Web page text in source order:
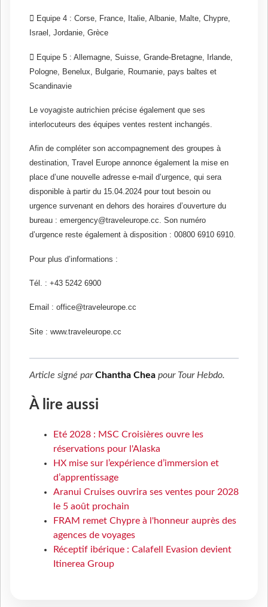
 Equipe 4 : Corse, France, Italie, Albanie, Malte, Chypre,
Israel, Jordanie, Grèce
 Equipe 5 : Allemagne, Suisse, Grande-Bretagne, Irlande,
Pologne, Benelux, Bulgarie, Roumanie, pays baltes et
Scandinavie
Le voyagiste autrichien précise également que ses
interlocuteurs des équipes ventes restent inchangés.
Afin de compléter son accompagnement des groupes à
destination, Travel Europe annonce également la mise en
place d’une nouvelle adresse e-mail d’urgence, qui sera
disponible à partir du 15.04.2024 pour tout besoin ou
urgence survenant en dehors des horaires d’ouverture du
bureau : emergency@traveleurope.cc. Son numéro
d’urgence reste également à disposition : 00800 6910 6910.
Pour plus d’informations :
Tél. : +43 5242 6900
Email : office@traveleurope.cc
Site : www.traveleurope.cc
Article signé parChantha Chea pour Tour Hebdo.
À lire aussi
Eté 2028 : MSC Croisières ouvre les
réservations pour l'Alaska
HX mise sur l’expérience d’immersion et
d’apprentissage
Aranui Cruises ouvrira ses ventes pour 2028
le 5 août prochain
FRAM remet Chypre à l'honneur auprès des
agences de voyages
Réceptif ibérique : Calafell Evasion devient
Itinerea Group